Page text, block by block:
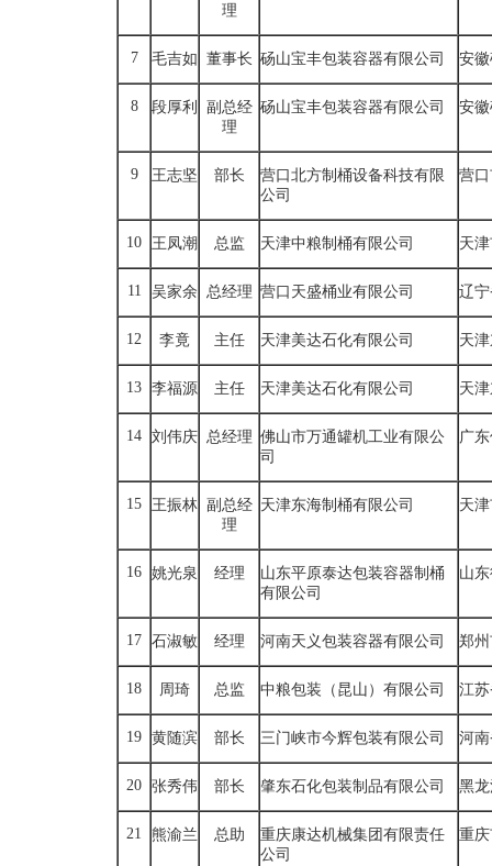
理
7 毛吉如 董事长 砀山宝丰包装容器有限公司 安
8 段厚利
副总经
理
砀山宝丰包装容器有限公司 安
9 王志坚 部长
营口北方制桶设备科技有限
公司
营
10 王凤潮 总监 天津中粮制桶有限公司 天
11 吴家余 总经理 营口天盛桶业有限公司 辽
12 李竟 主任 天津美达石化有限公司 天
13 李福源 主任 天津美达石化有限公司 天
14 刘伟庆 总经理 佛山市万通罐机工业有限公
司
广
15 王振林 副总经
理
天津东海制桶有限公司 天
16 姚光泉 经理
山东平原泰达包装容器制桶
有限公司
山
17 石淑敏 经理 河南天义包装容器有限公司 郑
18 周琦 总监 中粮包装（昆山）有限公司 江
19 黄随滨 部长 三门峡市今辉包装有限公司 河
20 张秀伟 部长 肇东石化包装制品有限公司 黑
21 熊渝兰 总助
重庆康达机械集团有限责任
公司
重